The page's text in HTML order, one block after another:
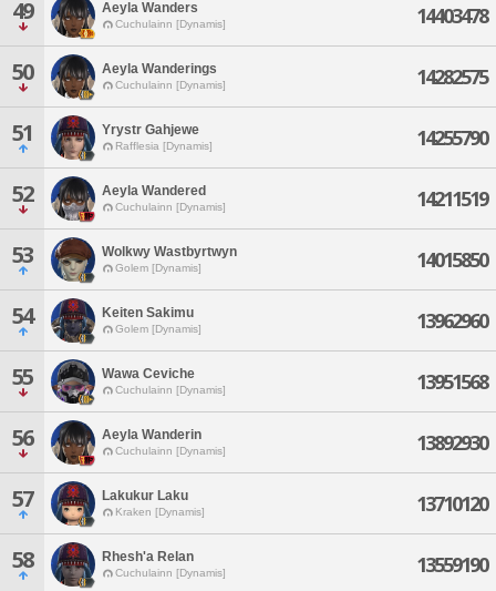
49 Aeyla Wanders
Cuchulainn [Dynamis] 14403478
50 Aeyla Wanderings
Cuchulainn [Dynamis] 14282575
51 Yrystr Gahjewe
Rafflesia [Dynamis] 14255790
52 Aeyla Wandered
Cuchulainn [Dynamis] 14211519
53 Wolkwy Wastbyrtwyn
Golem [Dynamis] 14015850
54 Keiten Sakimu
Golem [Dynamis] 13962960
55 Wawa Ceviche
Cuchulainn [Dynamis] 13951568
56 Aeyla Wanderin
Cuchulainn [Dynamis] 13892930
57 Lakukur Laku
Kraken [Dynamis] 13710120
58 Rhesh'a Relan
Cuchulainn [Dynamis] 13559190